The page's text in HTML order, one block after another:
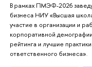
В рамках ПМЭФ-2026
бизнеса НИУ «Высшая
участие в организации и
корпоративной
рейтинга и лучшие
ответственного бизнеса».